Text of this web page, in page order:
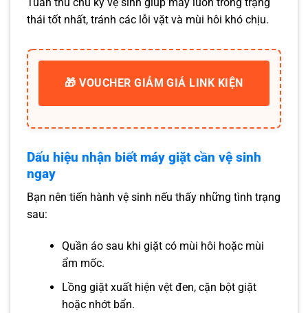
thái tốt nhất, tránh các lỗi vặt và mùi hôi khó chịu.
🎁 VOUCHER GIẢM GIÁ LINK KIỆN
Dấu hiệu nhận biết máy giặt cần vệ sinh
ngay
Bạn nên tiến hành vệ sinh nếu thấy những tình trạng
sau:
Quần áo sau khi giặt có mùi hôi hoặc mùi
ẩm mốc.
Lồng giặt xuất hiện vệt đen, cặn bột giặt
hoặc nhớt bẩn.